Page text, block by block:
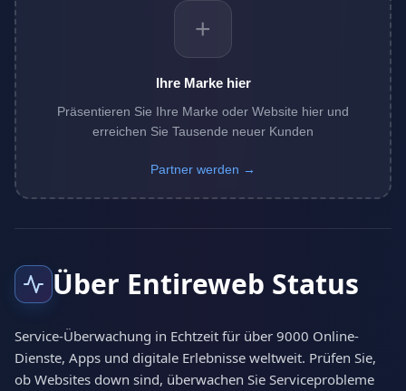
+
Ihre Marke hier
Präsentieren Sie Ihre Marke oder Website hier und
erreichen Sie Tausende neuer Kunden
Partner werden →
Über Entireweb Status
Service-Überwachung in Echtzeit für über 9000 Online-
Dienste, Apps und digitale Erlebnisse weltweit. Prüfen Sie,
ob Websites down sind, überwachen Sie Serviceprobleme